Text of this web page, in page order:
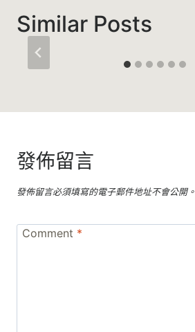
Similar Posts
發佈留言
發佈留言必須填寫的電子郵件地址不會公開。
Comment *